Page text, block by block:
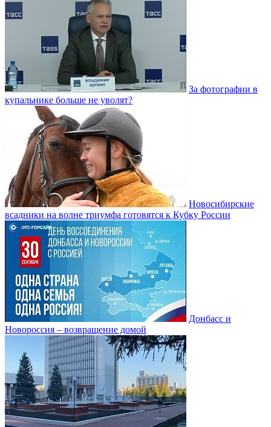
За фотографии в
купальнике больше не уволят?
Новосибирские
всадники на волне триумфа готовятся к Кубку России
Донбасс и
Новороссия – возвращение домой